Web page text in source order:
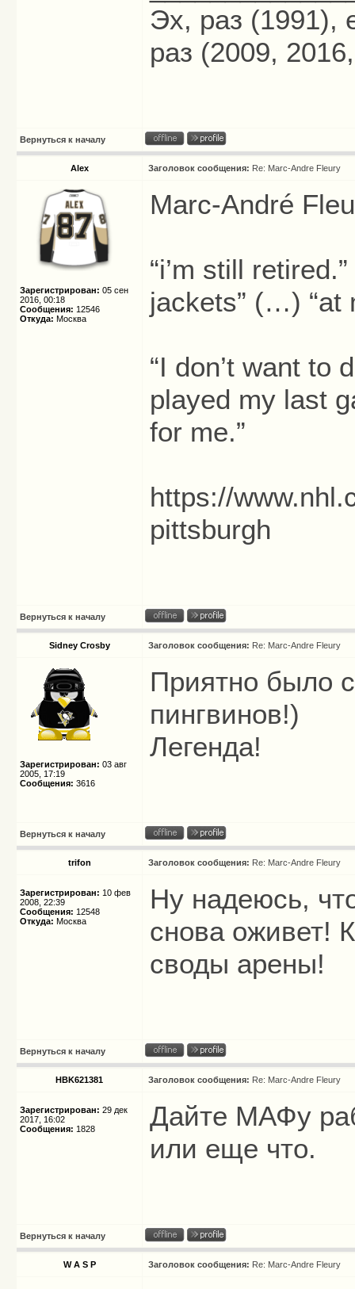
Эх, раз (1991),
раз (2009,
Вернуться к началу
Alex Заголовок сообщения: Re: Marc-Andre Fleury
Зарегистрирован: 05 сен
2016, 00:18
Сообщения: 12546
Откуда: Москва
Marc-André
“i’m still
jackets” (…) “at
“I don’t want to
played my last
for me.”
https://
pittsburgh
Вернуться к началу
Sidney Crosby Заголовок сообщения: Re: Marc-Andre Fleury
Зарегистрирован: 03 авг
2005, 17:19
Сообщения: 3616
Приятно было
пингвинов!)
Легенда!
Вернуться к началу
trifon Заголовок сообщения: Re: Marc-Andre Fleury
Зарегистрирован: 10 фев
2008, 22:39
Сообщения: 12548
Откуда: Москва
Ну надеюсь,
снова оживет!
своды арены!
Вернуться к началу
HBK621381 Заголовок сообщения: Re: Marc-Andre Fleury
Зарегистрирован: 29 дек
2017, 16:02
Сообщения: 1828
Дайте МАФу
или еще что.
Вернуться к началу
W A S P Заголовок сообщения: Re: Marc-Andre Fleury